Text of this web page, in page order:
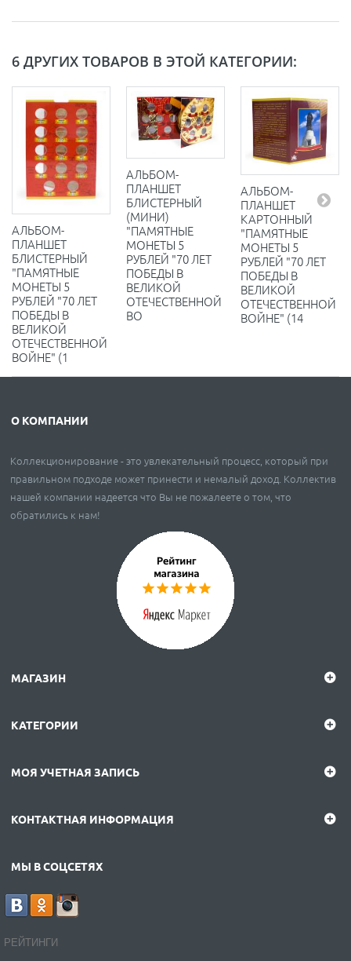
6 ДРУГИХ ТОВАРОВ В ЭТОЙ КАТЕГОРИИ:
АЛЬБОМ-
ПЛАНШЕТ
БЛИСТЕРНЫЙ
"ПАМЯТНЫЕ
МОНЕТЫ 5
РУБЛЕЙ "70 ЛЕТ
ПОБЕДЫ В
ВЕЛИКОЙ
ОТЕЧЕСТВЕННОЙ
ВОЙНЕ" (1
АЛЬБОМ-
ПЛАНШЕТ
БЛИСТЕРНЫЙ
(МИНИ)
"ПАМЯТНЫЕ
МОНЕТЫ 5
РУБЛЕЙ "70 ЛЕТ
ПОБЕДЫ В
ВЕЛИКОЙ
ОТЕЧЕСТВЕННОЙ
ВО
АЛЬБОМ-
ПЛАНШЕТ
КАРТОННЫЙ
"ПАМЯТНЫЕ
МОНЕТЫ 5
РУБЛЕЙ "70 ЛЕТ
ПОБЕДЫ В
ВЕЛИКОЙ
ОТЕЧЕСТВЕННОЙ
ВОЙНЕ" (14
О КОМПАНИИ
Коллекционирование - это увлекательный процесс, который при
правильном подходе может принести и немалый доход. Коллектив
нашей компании надеется что Вы не пожалеете о том, что
обратились к нам!
МАГАЗИН
КАТЕГОРИИ
МОЯ УЧЕТНАЯ ЗАПИСЬ
КОНТАКТНАЯ ИНФОРМАЦИЯ
МЫ В СОЦСЕТЯХ
РЕЙТИНГИ